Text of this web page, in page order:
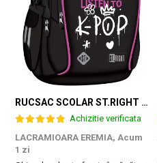
RUCSAC SCOLAR ST.RIGHT 4 COMPARTIMENTE BP-01 K-POP RHYTHM 698002
Achizitie verificata
LACRAMIOARA EREMIA, Acum
1 zi